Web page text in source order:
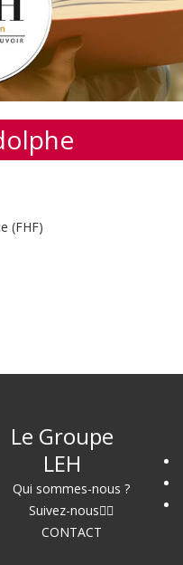
(FHF)
Le Groupe
LEH
Qui sommes-nous ?
Suivez-nous
CONTACT